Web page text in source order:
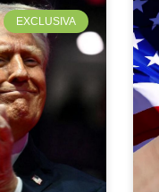
EXCLUSIVA